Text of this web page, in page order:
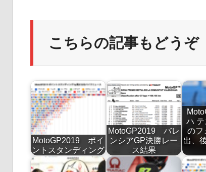
こちらの記事もどうぞ
MotoGP2019 ポイ
ントスタンディング
MotoGP2019 バレ
ンシアGP決勝レー
ス結果
ハ
のフ
出、